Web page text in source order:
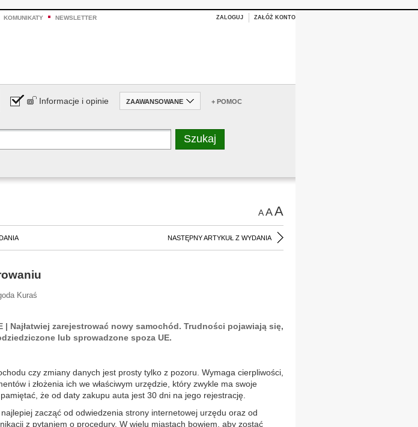
KOMUNIKATY NEWSLETTER ZALOGUJ ZAŁÓŻ KONTO
Informacje i opinie ZAAWANSOWANE + POMOC
AAA
NASTĘPNY ARTYKUŁ Z WYDANIA
Kuraś
| Najłatwiej zarejestrować nowy samochód. Trudności pojawiają się,
lub sprowadzone spoza UE.
czy zmiany danych jest prosty tylko z pozoru. Wymaga cierpliwości,
i złożenia ich we właściwym urzędzie, który zwykle ma swoje
że od daty zakupu auta jest 30 dni na jego rejestrację.
najlepiej zacząć od odwiedzenia strony internetowej urzędu oraz od
z pytaniem o procedury. W wielu miastach bowiem, aby zostać